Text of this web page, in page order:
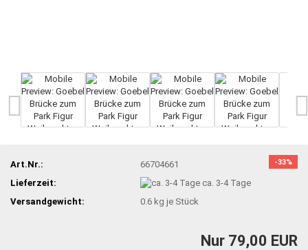
-33%
Art.Nr.:
66704661
Lieferzeit:
ca. 3-4 Tage
Versandgewicht:
0.6 kg je Stück
Nur 79,00 EUR